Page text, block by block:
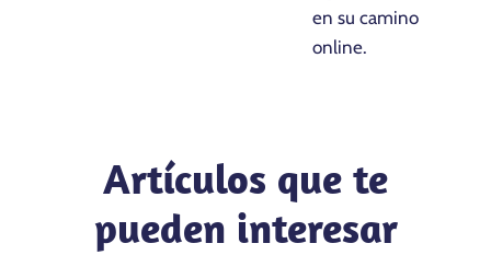
en su camino
online.
Artículos que te
pueden interesar